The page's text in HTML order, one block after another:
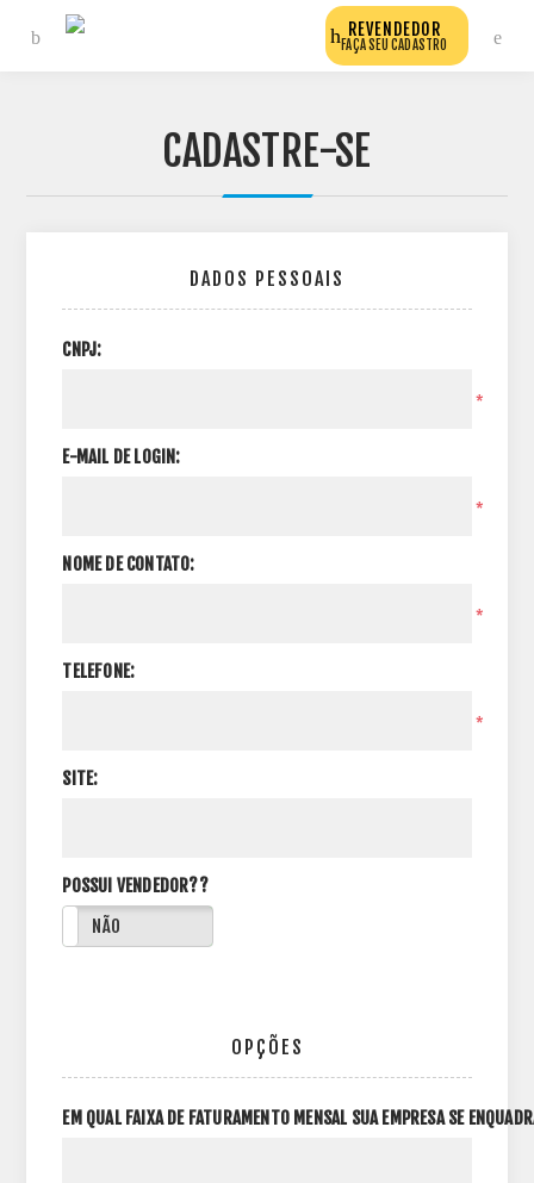
REVENDEDOR
FAÇA SEU CADASTRO
CADASTRE-SE
DADOS PESSOAIS
CNPJ:
*
E-MAIL DE LOGIN:
*
NOME DE CONTATO:
*
TELEFONE:
*
SITE:
POSSUI VENDEDOR??
NÃO
OPÇÕES
EM QUAL FAIXA DE FATURAMENTO MENSAL SUA EMPRESA SE